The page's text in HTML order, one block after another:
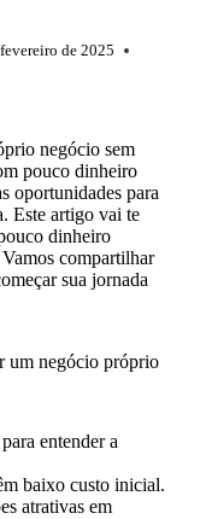
de 2025
negócio sem
pouco dinheiro
oportunidades para
Este artigo vai te
dinheiro
compartilhar
sua jornada
um negócio próprio
entender a
baixo custo inicial.
atrativas em